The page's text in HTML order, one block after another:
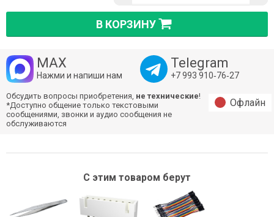
В КОРЗИНУ
MAX
Нажми и напиши нам
Telegram
+7 993 910‑76‑27
Обсудить вопросы приобретения, не технические!
*Доступно общение только текстовыми
сообщениями, звонки и аудио сообщения не
обслуживаются
Офлайн
С этим товаром берут